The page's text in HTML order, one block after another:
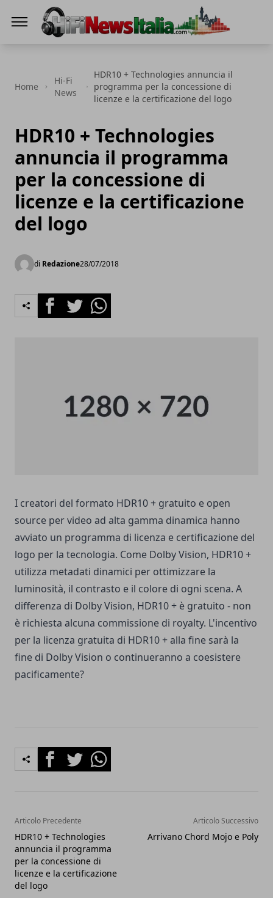
Home
Hi-Fi
News
HDR10 + Technologies annuncia il
programma per la concessione di
licenze e la certificazione del logo
HDR10 + Technologies
annuncia il programma
per la concessione di
licenze e la certificazione
del logo
di Redazione28/07/2018
FacebookTwitterWhatsapp
I creatori del formato HDR10 + gratuito e open
source per video ad alta gamma dinamica hanno
avviato un programma di licenza e certificazione del
logo per la tecnologia. Come Dolby Vision, HDR10 +
utilizza metadati dinamici per ottimizzare la
luminosità, il contrasto e il colore di ogni scena. A
differenza di Dolby Vision, HDR10 + è gratuito - non
è richiesta alcuna commissione di royalty. L'incentivo
per la licenza gratuita di HDR10 + alla fine sarà la
fine di Dolby Vision o continueranno a coesistere
pacificamente?
FacebookTwitterWhatsapp
Articolo Precedente
HDR10 + Technologies
annuncia il programma
per la concessione di
licenze e la certificazione
del logo
Articolo Successivo
Arrivano Chord Mojo e Poly